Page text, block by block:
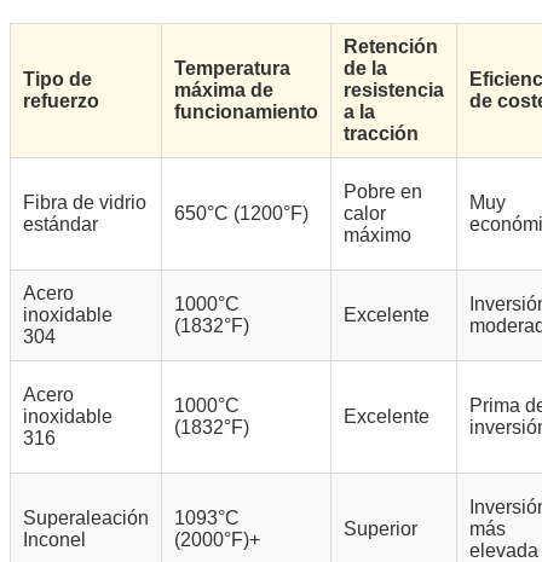
Tipo de
refuerzo
Temperatura
máxima de
funcionamiento
Retención
de la
resistencia
a la
tracción
de
Fibra de vidrio
estándar
650°C (1200°F)
Pobre en
calor
máximo
Muy
Acero
inoxidable
304
1000°C
(1832°F)
Excelente
Acero
inoxidable
316
1000°C
(1832°F)
Excelente
Prima
Superaleación
Inconel
1093°C
(2000°F)+
Superior
más
elevada